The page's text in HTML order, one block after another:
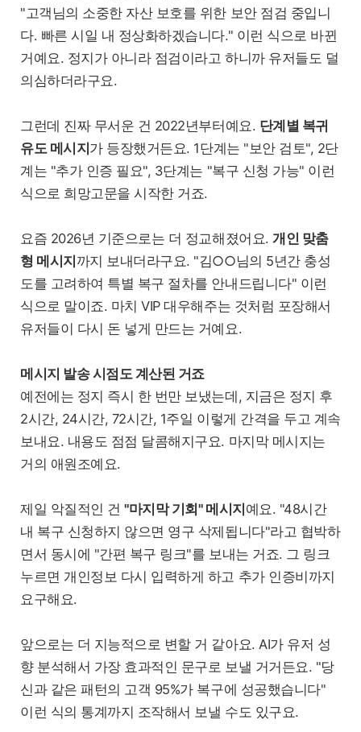
"고객님의 소중한 자산 보호를 위한 보안 점검 중입니
다. 빠른 시일 내 정상화하겠습니다." 이런 식으로 바뀐
거예요. 정지가 아니라 점검이라고 하니까 유저들도 덜
의심하더라구요.
그런데 진짜 무서운 건 2022년부터예요. 단계별 복귀
유도 메시지 가 등장했거든요. 1단계는 "보안 검토", 2단
계는 "추가 인증 필요", 3단계는 "복구 신청 가능" 이런
식으로 희망고문을 시작한 거죠.
요즘 2026년 기준으로는 더 정교해졌어요.개인 맞춤
형 메시지 까지 보내더라구요. "김○○님의 5년간 충성
도를 고려하여 특별 복구 절차를 안내드립니다" 이런
식으로 말이죠. 마치 VIP 대우해주는 것처럼 포장해서
유저들이 다시 돈 넣게 만드는 거예요.
메시지 발송 시점도 계산된 거죠
예전에는 정지 즉시 한 번만 보냈는데, 지금은 정지 후
2시간, 24시간, 72시간, 1주일 이렇게 간격을 두고 계속
보내요. 내용도 점점 달콤해지구요. 마지막 메시지는
거의 애원조예요.
제일 악질적인 건"마지막 기회" 메시지 예요. "48시간
내 복구 신청하지 않으면 영구 삭제됩니다"라고 협박하
면서 동시에 "간편 복구 링크"를 보내는 거죠. 그 링크
누르면 개인정보 다시 입력하게 하고 추가 인증비까지
요구해요.
앞으로는 더 지능적으로 변할 거 같아요. AI가 유저 성
향 분석해서 가장 효과적인 문구로 보낼 거거든요. "당
신과 같은 패턴의 고객 95%가 복구에 성공했습니다"
이런 식의 통계까지 조작해서 보낼 수도 있구요.